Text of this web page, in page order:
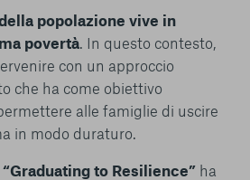
popolazione vive in
povertà . In questo contesto,
con un approccio
che ha come obiettivo
alle famiglie di uscire
in modo duraturo.
“Graduating to Resilience” ha